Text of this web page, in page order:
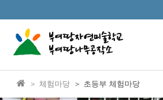
＞ 체험마당 ＞ 초등부 체험마당
Sketchbook5, 스케치